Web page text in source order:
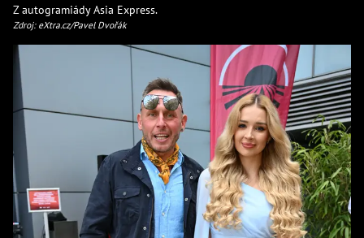
Z autogramiády Asia Express.
Zdroj: eXtra.cz/Pavel Dvořák